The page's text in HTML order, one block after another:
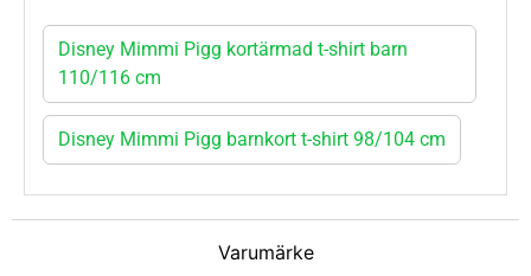
Varumärke
Disney Mimmi Pigg kortärmad t-shirt barn
110/116 cm
Disney Mimmi Pigg barnkort t-shirt 98/104 cm